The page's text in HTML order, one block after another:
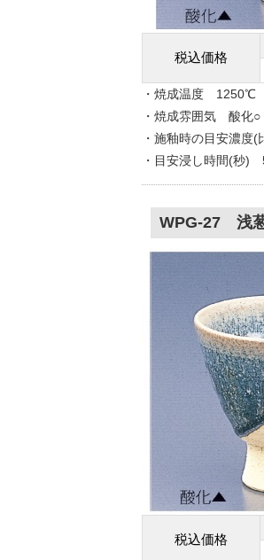
税込価格
・焼成温度 1250℃
・焼成雰囲気 酸
・施釉時の目安濃
・目安浸し時間(秒)
WPG-27 浅
税込価格